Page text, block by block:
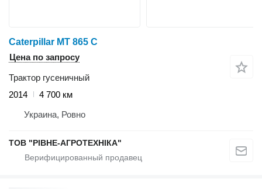
Caterpillar MT 865 C
Цена по запросу
Трактор гусеничный
2014
4 700 км
Украина, Ровно
ТОВ "РІВНЕ-АГРОТЕХНІКА"